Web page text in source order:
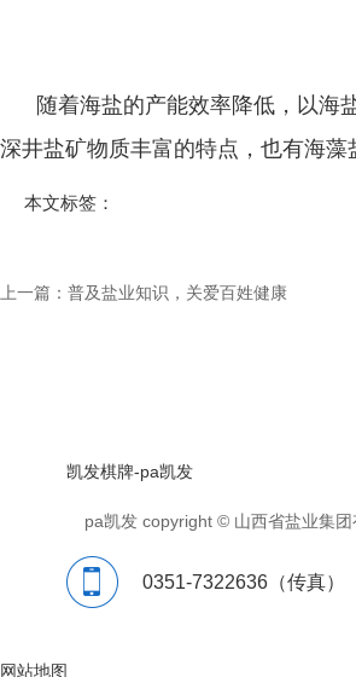
随着海盐的产能效率降低，以海盐
深井盐矿物质丰富的特点，也有海
本文标签：
上一篇： 普及盐业知识，关爱百姓健康
凯发棋牌-pa凯发
pa凯发 copyright © 山西省盐业集
0351-7322636（传真）
网站地图